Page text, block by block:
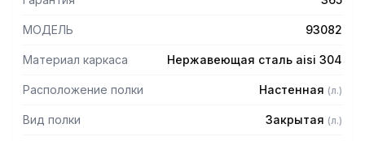
МОДЕЛЬ 93082
Материал каркаса Нержавеющая сталь aisi 304
Расположение полки Настенная (л.)
Вид полки Закрытая (л.)